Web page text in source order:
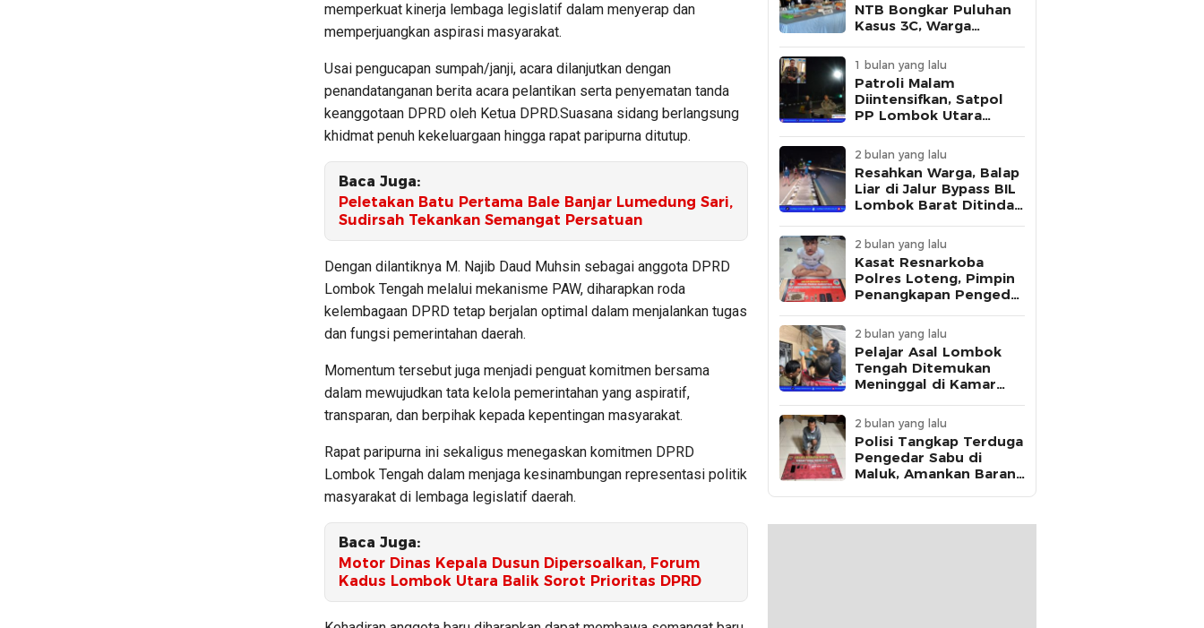
memperkuat kinerja lembaga legislatif dalam menyerap dan
memperjuangkan aspirasi masyarakat.
Usai pengucapan sumpah/janji, acara dilanjutkan dengan
penandatanganan berita acara pelantikan serta penyematan tanda
keanggotaan DPRD oleh Ketua DPRD.Suasana sidang berlangsung
khidmat penuh kekeluargaan hingga rapat paripurna ditutup.
Baca Juga:
Peletakan Batu Pertama Bale Banjar Lumedung Sari,
Sudirsah Tekankan Semangat Persatuan
Dengan dilantiknya M. Najib Daud Muhsin sebagai anggota DPRD
Lombok Tengah melalui mekanisme PAW, diharapkan roda
kelembagaan DPRD tetap berjalan optimal dalam menjalankan tugas
dan fungsi pemerintahan daerah.
Momentum tersebut juga menjadi penguat komitmen bersama
dalam mewujudkan tata kelola pemerintahan yang aspiratif,
transparan, dan berpihak kepada kepentingan masyarakat.
Rapat paripurna ini sekaligus menegaskan komitmen DPRD
Lombok Tengah dalam menjaga kesinambungan representasi politik
masyarakat di lembaga legislatif daerah.
Baca Juga:
Motor Dinas Kepala Dusun Dipersoalkan, Forum
Kadus Lombok Utara Balik Sorot Prioritas DPRD
NTB Bongkar Puluhan
Kasus 3C, Warga
Kewaspadaan
1 bulan yang lalu
Patroli Malam
Diintensifkan, Satpol
PP Lombok Utara
Remaja di Kawasan
Kantor Bupati
2 bulan yang lalu
Resahkan Warga, Balap
Liar di Jalur Bypass BIL
Lombok Barat Ditindak
2 bulan yang lalu
Kasat Resnarkoba
Polres Loteng, Pimpin
Penangkapan Pengedar
Mataram di Praya
2 bulan yang lalu
Pelajar Asal Lombok
Tengah Ditemukan
Meninggal di Kamar
Komunikasi Terakhir
Korban
2 bulan yang lalu
Polisi Tangkap Terduga
Pengedar Sabu di
Maluk, Amankan Barang